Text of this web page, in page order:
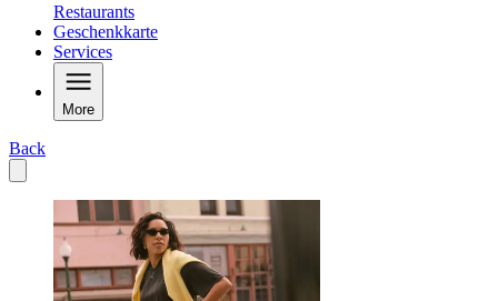
Restaurants
Geschenkkarte
Services
More
Back